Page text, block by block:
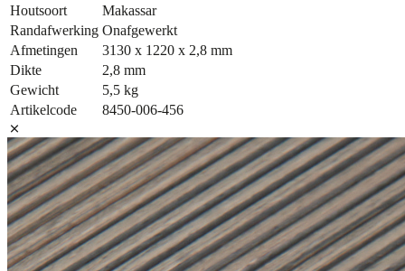
Houtsoort
Makassar
Randafwerking Onafgewerkt
Afmetingen
3130 x 1220 x 2,8 mm
Dikte
2,8 mm
Gewicht
5,5 kg
Artikelcode
8450-006-456